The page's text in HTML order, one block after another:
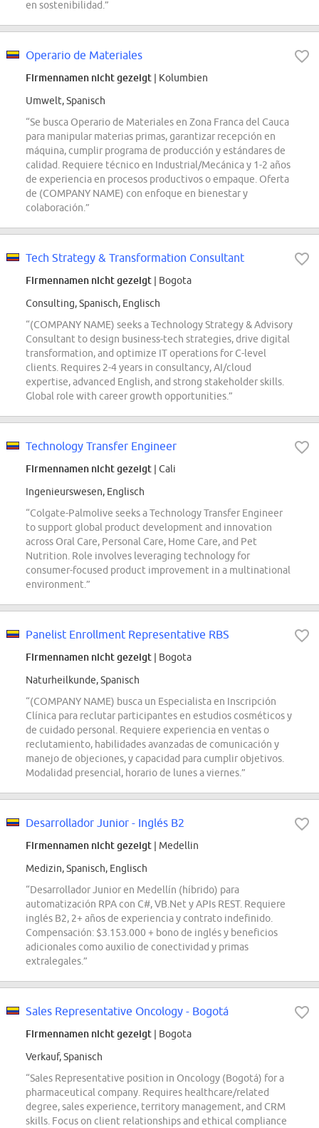
en sostenibilidad.”
Operario de Materiales
Firmennamen nicht gezeigt | Kolumbien
Umwelt, Spanisch
“Se busca Operario de Materiales en Zona Franca del Cauca
para manipular materias primas, garantizar recepción en
máquina, cumplir programa de producción y estándares de
calidad. Requiere técnico en Industrial/Mecánica y 1-2 años
de experiencia en procesos productivos o empaque. Oferta
de (COMPANY NAME) con enfoque en bienestar y
colaboración.”
Tech Strategy & Transformation Consultant
Firmennamen nicht gezeigt | Bogota
Consulting, Spanisch, Englisch
“(COMPANY NAME) seeks a Technology Strategy & Advisory
Consultant to design business-tech strategies, drive digital
transformation, and optimize IT operations for C-level
clients. Requires 2-4 years in consultancy, AI/cloud
expertise, advanced English, and strong stakeholder skills.
Global role with career growth opportunities.”
Technology Transfer Engineer
Firmennamen nicht gezeigt | Cali
Ingenieurswesen, Englisch
“Colgate-Palmolive seeks a Technology Transfer Engineer
to support global product development and innovation
across Oral Care, Personal Care, Home Care, and Pet
Nutrition. Role involves leveraging technology for
consumer-focused product improvement in a multinational
environment.”
Panelist Enrollment Representative RBS
Firmennamen nicht gezeigt | Bogota
Naturheilkunde, Spanisch
“(COMPANY NAME) busca un Especialista en Inscripción
Clínica para reclutar participantes en estudios cosméticos y
de cuidado personal. Requiere experiencia en ventas o
reclutamiento, habilidades avanzadas de comunicación y
manejo de objeciones, y capacidad para cumplir objetivos.
Modalidad presencial, horario de lunes a viernes.”
Desarrollador Junior - Inglés B2
Firmennamen nicht gezeigt | Medellin
Medizin, Spanisch, Englisch
“Desarrollador Junior en Medellín (híbrido) para
automatización RPA con C#, VB.Net y APIs REST. Requiere
inglés B2, 2+ años de experiencia y contrato indefinido.
Compensación: $3.153.000 + bono de inglés y beneficios
adicionales como auxilio de conectividad y primas
extralegales.”
Sales Representative Oncology - Bogotá
Firmennamen nicht gezeigt | Bogota
Verkauf, Spanisch
“Sales Representative position in Oncology (Bogotá) for a
pharmaceutical company. Requires healthcare/related
degree, sales experience, territory management, and CRM
skills. Focus on client relationships and ethical compliance